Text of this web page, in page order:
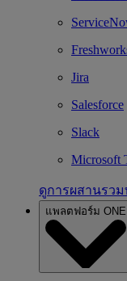
Jira
Salesforce
Slack
Microsoft
ดูการผสานรว
แพลตฟอร์ม ONE